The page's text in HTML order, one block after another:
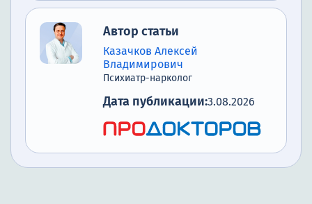
Почему выбирают нас
ЗаключениеАвтор статьи
Казачков Алексей
Владимирович
Психиатр-нарколог
Дата публикации:3.08.2026